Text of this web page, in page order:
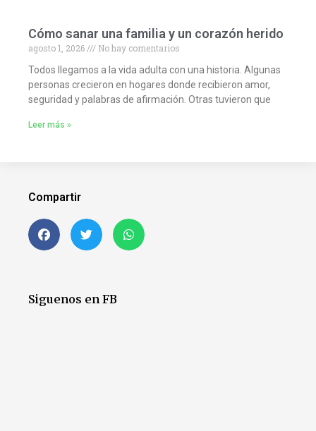
Cómo sanar una familia y un corazón herido
agosto 1, 2026
No hay comentarios
Todos llegamos a la vida adulta con una historia. Algunas
personas crecieron en hogares donde recibieron amor,
seguridad y palabras de afirmación. Otras tuvieron que
Leer más »
Compartir
Siguenos en FB